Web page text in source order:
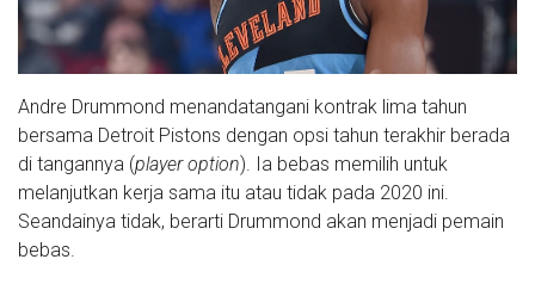
Andre Drummond menandatangani kontrak lima tahun
bersama Detroit Pistons dengan opsi tahun terakhir berada
di tangannya (player option). Ia bebas memilih untuk
melanjutkan kerja sama itu atau tidak pada 2020 ini.
Seandainya tidak, berarti Drummond akan menjadi pemain
bebas.